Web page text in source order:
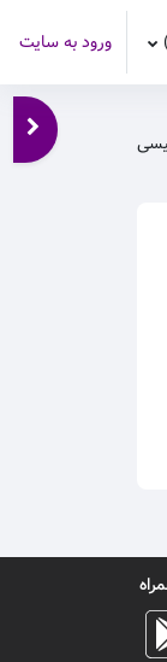
ورود به سایت
باز